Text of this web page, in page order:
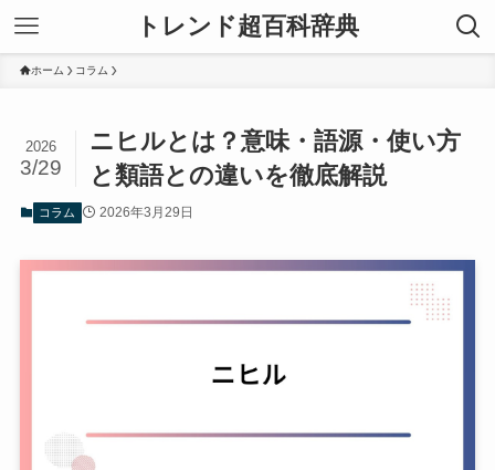
トレンド超百科辞典
ホーム コラム
ニヒルとは？意味・語源・使い方
と類語との違いを徹底解説
2026
3/29
コラム 2026年3月29日